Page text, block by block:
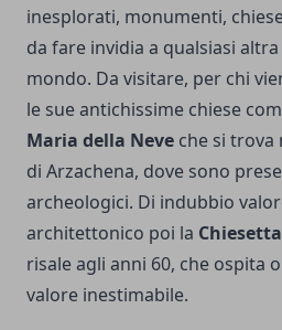
inesplorati, monumenti,
da fare invidia a qualsiasi
mondo. Da visitare, per chi
le sue antichissime chiese
Maria della Neve che si trova
di Arzachena, dove sono
archeologici. Di indubbio
architettonico poi la
risale agli anni 60, che ospita
valore inestimabile.